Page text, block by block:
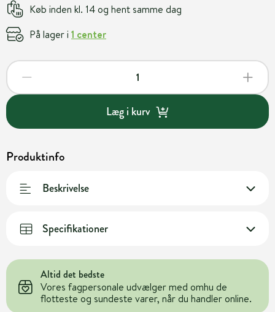
Køb inden kl. 14 og hent samme dag
På lager i 1 center
Læg i kurv
Produktinfo
Beskrivelse
Specifikationer
Altid det bedste
Vores fagpersonale udvælger med omhu de
flotteste og sundeste varer, når du handler online.